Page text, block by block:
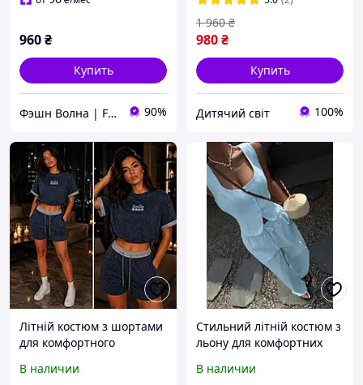
960₴
Купить
Фэшн Волна | Fashion Wave 90%
комплект с шортами
980₴
1 960 ₴
Купить
Дитячий світ 100%
Літній костюм з шортами
для комфортного
В наличии
Стильний літній костюм з
льону для комфортних
В наличии